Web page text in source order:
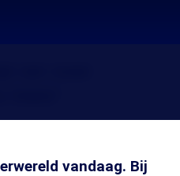
vandaag. Bij